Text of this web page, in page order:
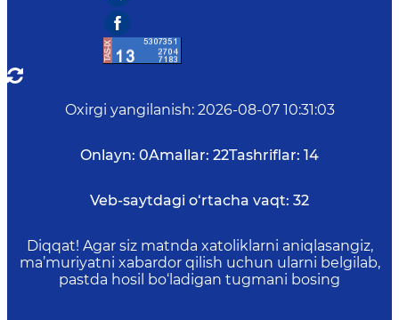
Oxirgi yangilanish: 2026-08-07 10:31:03
Onlayn: 0Amallar: 22Tashriflar: 14
Veb-saytdagi o‘rtacha vaqt: 32
Diqqat! Agar siz matnda xatoliklarni aniqlasangiz,
ma’muriyatni xabardor qilish uchun ularni belgilab,
pastda hosil bo‘ladigan tugmani bosing